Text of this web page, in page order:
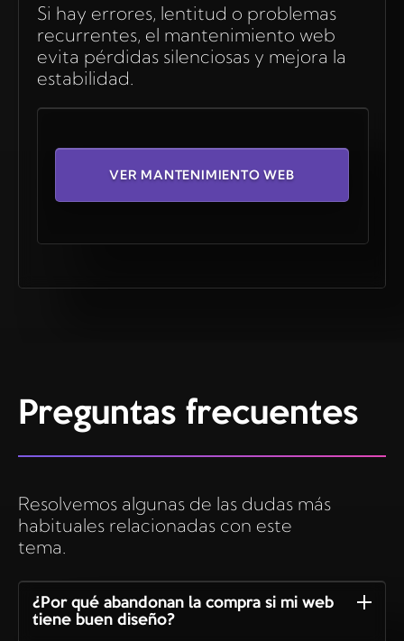
Si hay errores, lentitud o problemas
recurrentes, el mantenimiento web
evita pérdidas silenciosas y mejora la
estabilidad.
VER MANTENIMIENTO WEB
Preguntas frecuentes
Resolvemos algunas de las dudas más
habituales relacionadas con este
tema.
¿Por qué abandonan la compra si mi web
tiene buen diseño?